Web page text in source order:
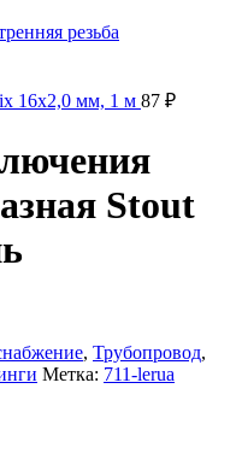
резьба
16х2,0 мм, 1 м 87 ₽
Stout
, Трубопровод,
Метка: 711-lerua